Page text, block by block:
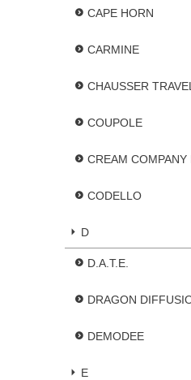
CAPE HORN
CARMINE
CHAUSSER
COUPOLE
CREAM COMPANY
CODELLO
D
D.A.T.E.
DRAGON
DEMODEE
E